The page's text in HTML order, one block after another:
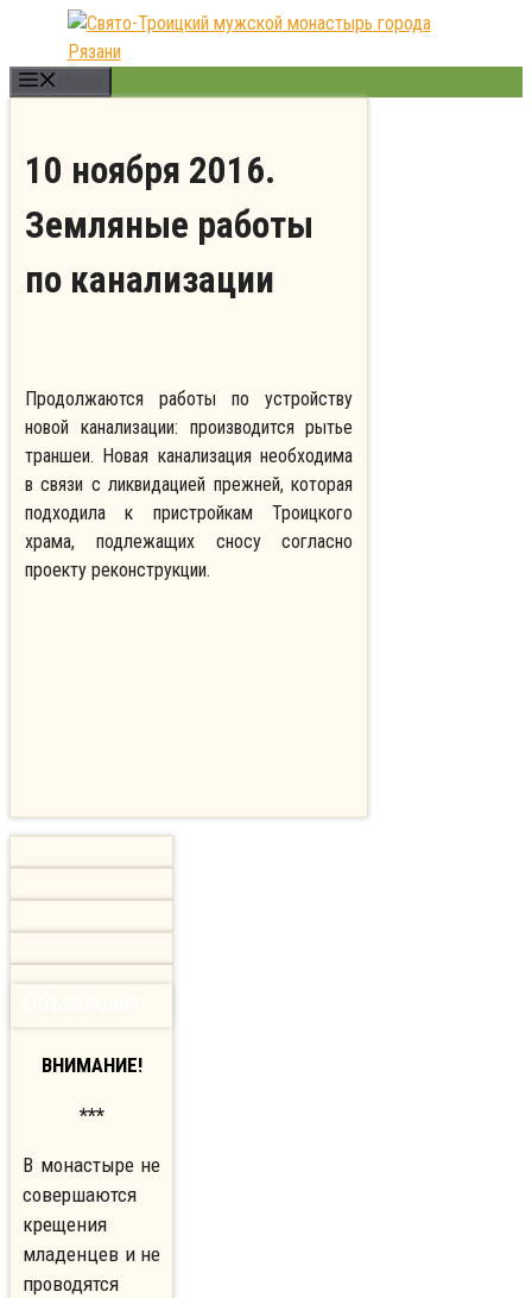
Перейти
содержимому
10 ноября 2016.
Земляные работы
по канализации
Продолжаются работы по устройству
новой канализации: производится рытье
траншеи. Новая канализация необходима
в связи с ликвидацией прежней, которая
подходила к пристройкам Троицкого
храма, подлежащих сносу согласно
проекту реконструкции.
ВНИМАНИЕ!
***
В монастыре не
совершаются
крещения
младенцев и не
проводятся